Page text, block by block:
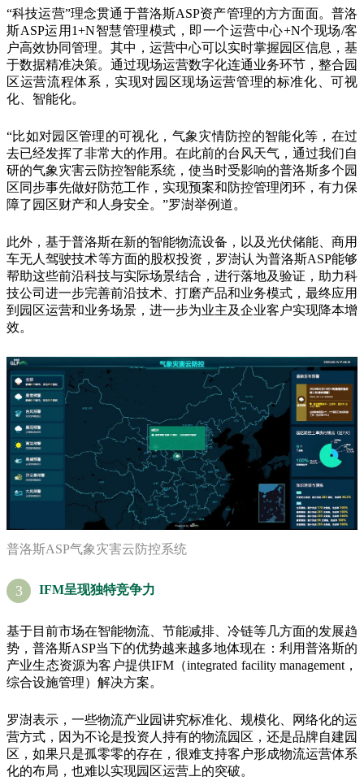
“科技运营”理念贯通于普洛斯ASP资产管理的方方面面。普洛
斯ASP运用1+N智慧管理模式，即一个运营中心+N个现场/客
户高效协同管理。其中，运营中心可以实时掌握园区信息，基
于数据精准决策。通过现场运营数字化连通业务环节，整合园
区运营流程体系，实现对园区现场运营管理的标准化、可视
化、智能化。
“比如对园区管理的可视化，气象灾情防控的智能化等，在过
去已经发挥了非常大的作用。在此前的台风天气，通过我们自
研的气象灾害云防控智能系统，使当时受影响的普洛斯多个园
区同步事先做好防范工作，实现预案和防控管理闭环，有力保
障了园区财产和人身安全。”罗澍举例道。
此外，基于普洛斯在新的智能物流设备，以及光伏储能、商用
车无人驾驶技术等方面的股权投资，罗澍认为普洛斯ASP能够
帮助这些前沿科技与实际场景结合，进行落地及验证，助力科
技公司进一步完善前沿技术、打磨产品和业务模式，最终应用
到园区运营和业务场景，进一步为业主及企业客户实现降本增
效。
普洛斯ASP气象灾害云防控系统
3 IFM呈现独特竞争力
基于目前市场在智能物流、节能减排、冷链等几方面的发展趋
势，普洛斯ASP当下的优势越来越多地体现在：利用普洛斯的
产业生态资源为客户提供IFM（integrated facility management，
综合设施管理）解决方案。
罗澍表示，一些物流产业园讲究标准化、规模化、网络化的运
营方式，因为不论是投资人持有的物流园区，还是品牌自建园
区，如果只是孤零零的存在，很难支持客户形成物流运营体系
化的布局，也难以实现园区运营上的突破。